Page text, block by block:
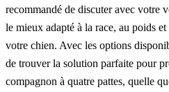
recommandé de discuter avec votre
le mieux adapté à la race, au poids
votre chien. Avec les options
de trouver la solution parfaite pour
compagnon à quatre pattes, quelle